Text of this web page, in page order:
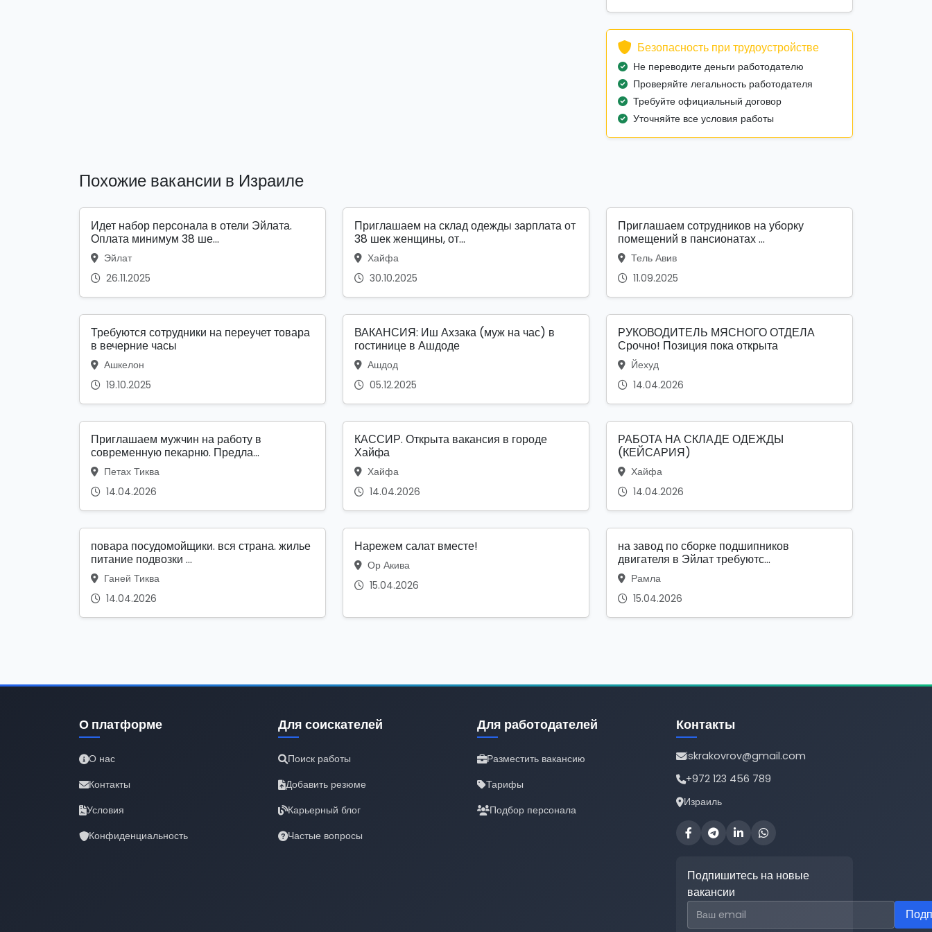
Безопасность при трудоустройстве
Не переводите деньги работодателю
Проверяйте легальность работодателя
Требуйте официальный договор
Уточняйте все условия работы
Похожие вакансии в Израиле
Идет набор персонала в отели Эйлата.
Оплата минимум 38 ше...
Эйлат
26.11.2025
Приглашаем на склад одежды зарплата от
38 шек женщины, от...
Хайфа
30.10.2025
Приглашаем сотрудников на уборку
помещений в пансионатах ...
Тель Авив
11.09.2025
Требуются сотрудники на переучет товара
в вечерние часы
Ашкелон
19.10.2025
ВАКАНСИЯ: Иш Ахзака (муж на час) в
гостинице в Ашдоде
Ашдод
05.12.2025
РУКОВОДИТЕЛЬ МЯСНОГО ОТДЕЛА
Срочно! Позиция пока открыта
Йехуд
14.04.2026
Приглашаем мужчин на работу в
современную пекарню. Предла...
Петах Тиква
14.04.2026
КАССИР. Открыта вакансия в городе
Хайфа
Хайфа
14.04.2026
РАБОТА НА СКЛАДЕ ОДЕЖДЫ
(КЕЙСАРИЯ)
Хайфа
14.04.2026
повара посудомойщики. вся страна. жилье
питание подвозки ...
Ганей Тиква
14.04.2026
Нарежем салат вместе!
Ор Акива
15.04.2026
на завод по сборке подшипников
двигателя в Эйлат требуютс...
Рамла
15.04.2026
О платформе
О нас
Контакты
Условия
Конфиденциальность
Для соискателей
Поиск работы
Добавить резюме
Карьерный блог
Частые вопросы
Для работодателей
Разместить вакансию
Тарифы
Подбор персонала
Контакты
iskrakovrov@gmail.com
+972 123 456 789
Израиль
Подпишитесь на новые
вакансии
Email для подписки